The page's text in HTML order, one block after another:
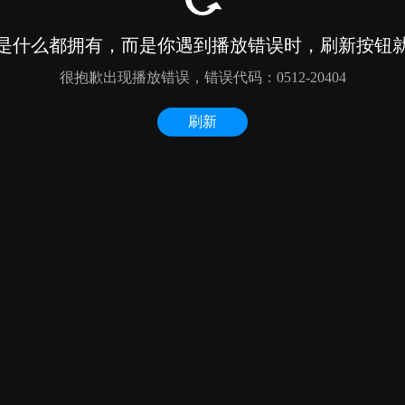
什么都拥有，而是你遇到播放错误时，刷新按钮
很抱歉出现播放错误，错误代码：0512-20404
刷新